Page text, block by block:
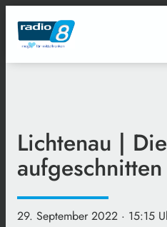
Lichtenau |
aufgeschnitten
29. September 2022 · 15:15